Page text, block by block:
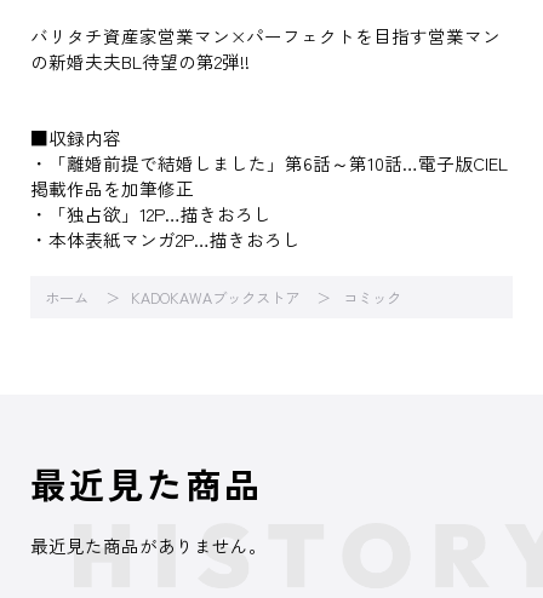
バリタチ資産家営業マン×パーフェクトを目指す営業マン
の新婚夫夫BL待望の第2弾!!
■収録内容
・「離婚前提で結婚しました」第6話～第10話…電子版CIEL
掲載作品を加筆修正
・「独占欲」12P…描きおろし
・本体表紙マンガ2P…描きおろし
ホーム KADOKAWAブックストア コミック
最近見た商品
最近見た商品がありません。